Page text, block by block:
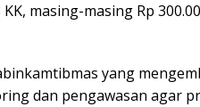
masing-masing Rp
yang
dan pengawasan agar